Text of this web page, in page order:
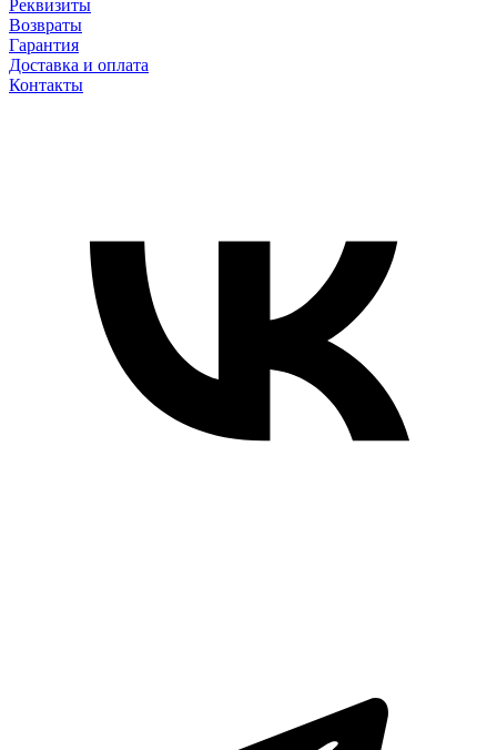
Реквизиты
Возвраты
Гарантия
Доставка и оплата
Контакты